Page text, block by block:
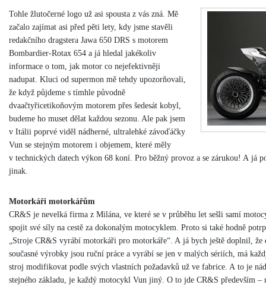
Tohle žlutočerné logo už asi spousta z vás zná. Mě
začalo zajímat asi před pěti lety, kdy jsme stavěli
redakčního dragstera Jawa 650 DRS s motorem
Bombardier-Rotax 654 a já hledal jakékoliv
informace o tom, jak motor co nejefektivněji
nadupat. Kluci od supermon mě tehdy upozorňovali,
že když půjdeme s tímhle původně
dvaačtyřicetikoňovým motorem přes šedesát kobyl,
budeme ho muset dělat každou sezonu. Ale pak jsem
v Itálii poprvé viděl nádherné, ultralehké závoďáčky
Vun se stejným motorem i objemem, které měly
v technických datech výkon 68 koní. Pro běžný provoz a se zárukou! A já
jinak.
Motorkáři motorkářům
CR&S je nevelká firma z Milána, ve které se v průběhu let sešli samí
spojit své síly na cestě za dokonalým motocyklem. Proto si také hodně
„Stroje CR&S vyrábí motorkáři pro motorkáře“. A já bych ještě doplnil,
současné výrobky jsou ruční práce a vyrábí se jen v malých sériích, má
stroj modifikovat podle svých vlastních požadavků už ve fabrice. A to je
stejného základu, je každý motocykl Vun jiný. O to jde CR&S především –